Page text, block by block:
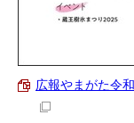
広報やまがた令